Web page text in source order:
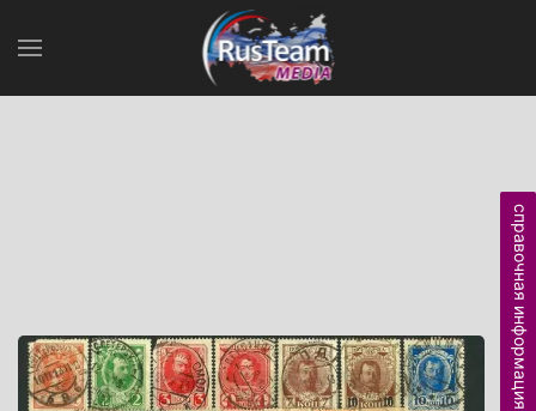
справочная информация